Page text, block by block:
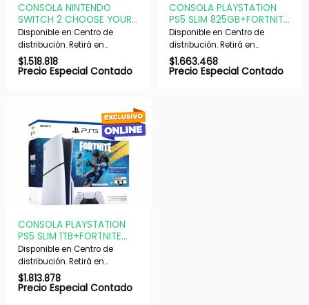
CONSOLA NINTENDO
SWITCH 2 CHOOSE YOUR
GAME BUNDLE
Disponible en Centro de
distribución. Retirá en
nuestras sucursales en 48 hs
hábiles. Si es con envío,
$1.518.818
Precio Especial Contado
CONSOLA PLAYSTATION
PS5 SLIM 825GB+FORTNITE
DIGITAL
Disponible en Centro de
distribución. Retirá en
nuestras sucursales en 48 hs
hábiles. Si es con envío,
$1.663.468
Precio Especial Contado
CONSOLA PLAYSTATION
PS5 SLIM 1TB+FORTNITE
C/LECTORA
Disponible en Centro de
distribución. Retirá en
nuestras sucursales en 48 hs
hábiles. Si es con envío,
$1.813.878
Precio Especial Contado